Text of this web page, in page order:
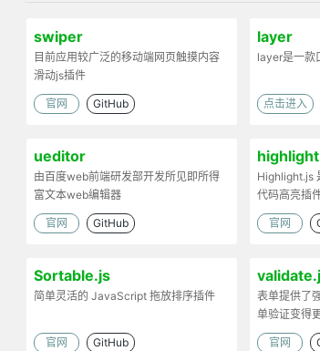
swiper
目前应用较广泛的移动端网页触摸内容
滑动js插件
官网 GitHub
layer
layer是一款
点击进入
ueditor
由百度web前端研发部开发所见即所得
富文本web编辑器
官网 GitHub
highlight
Highlight.js
代码高亮插
工作。
官网
Sortable.js
简单灵活的 JavaScript 拖放排序插件
官网 GitHub
表单提供了
单验证变得
官网